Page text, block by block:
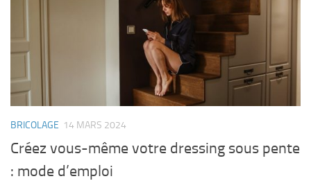
BRICOLAGE 14 MARS 2024
Créez vous-même votre dressing sous pente
: mode d’emploi